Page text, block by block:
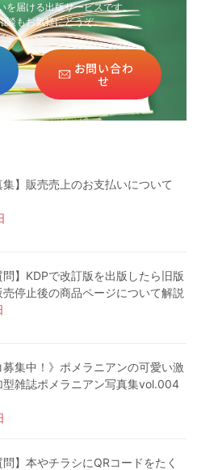
を届ける出版サービスです。
談もお気軽にどうぞ。
お問い合わ
せ
集】販売売上のお支払いについて
問】KDPで改訂版を出版したら旧版
停止後の商品ページについて解説
募集中！》ポメラニアンの可愛い激
型雑誌ポメラニアン写真集vol.004
問】本やチラシにQRコードをたく